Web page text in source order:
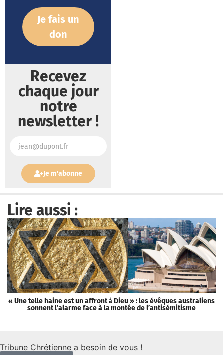
Je fais un
don
Recevez
chaque jour
notre
newsletter !
Je m'abonne
Lire aussi :
« Une telle haine est un affront à Dieu » : les évêques australiens
sonnent l’alarme face à la montée de l’antisémitisme
Tribune Chrétienne a besoin de vous !